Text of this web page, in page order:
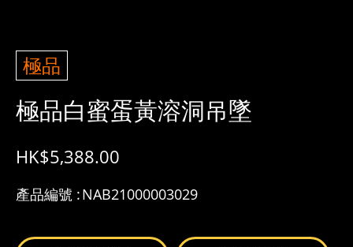
極品
極品白蜜蛋黃溶洞吊墜
HK$5,388.00
產品編號 :NAB21000003029